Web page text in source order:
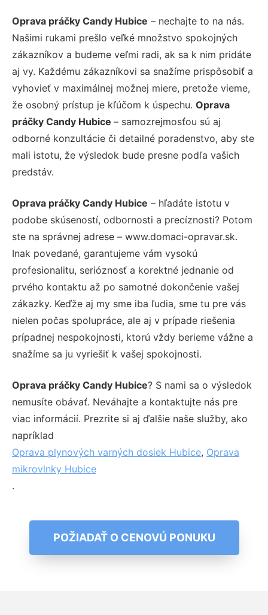
Oprava práčky Candy Hubice – nechajte to na nás.
Našimi rukami prešlo veľké množstvo spokojných
zákazníkov a budeme veľmi radi, ak sa k nim pridáte
aj vy. Každému zákazníkovi sa snažíme prispôsobiť a
vyhovieť v maximálnej možnej miere, pretože vieme,
že osobný prístup je kľúčom k úspechu. Oprava
práčky Candy Hubice – samozrejmosťou sú aj
odborné konzultácie či detailné poradenstvo, aby ste
mali istotu, že výsledok bude presne podľa vašich
predstáv.
Oprava práčky Candy Hubice – hľadáte istotu v
podobe skúseností, odbornosti a precíznosti? Potom
ste na správnej adrese – www.domaci-opravar.sk.
Inak povedané, garantujeme vám vysokú
profesionalitu, serióznosť a korektné jednanie od
prvého kontaktu až po samotné dokončenie vašej
zákazky. Keďže aj my sme iba ľudia, sme tu pre vás
nielen počas spolupráce, ale aj v prípade riešenia
prípadnej nespokojnosti, ktorú vždy berieme vážne a
snažíme sa ju vyriešiť k vašej spokojnosti.
Oprava práčky Candy Hubice? S nami sa o výsledok
nemusíte obávať. Neváhajte a kontaktujte nás pre
viac informácií. Prezrite si aj ďalšie naše služby, ako
napríklad
Oprava plynových varných dosiek Hubice, Oprava
mikrovlnky Hubice
.
POŽIADAŤ O CENOVÚ PONUKU